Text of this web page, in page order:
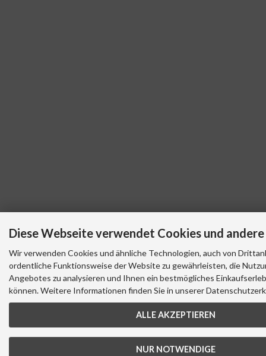
Diese Webseite verwendet Cookies und
Wir verwenden Cookies und ähnliche Technologien, auch von
ordentliche Funktionsweise der Website zu gewährleisten, die
Angebotes zu analysieren und Ihnen ein bestmögliches
können. Weitere Informationen finden Sie in unserer
ALLE AKZEPTIEREN
NUR NOTWENDIGE